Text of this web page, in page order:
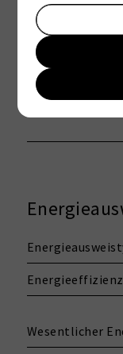
Wesentlicher